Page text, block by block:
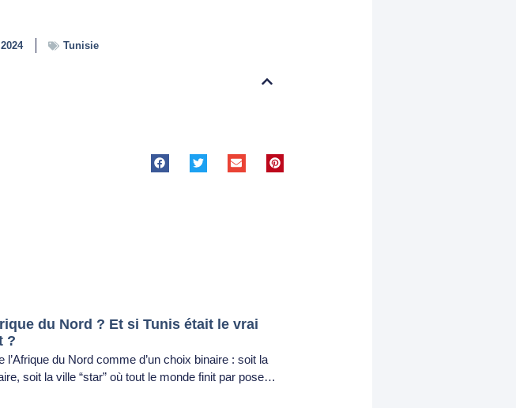
Tunisie
du Nord ? Et si Tunis était le vrai
?
l’Afrique du Nord comme d’un choix binaire : soit la
soit la ville “star” où tout le monde finit par pose…